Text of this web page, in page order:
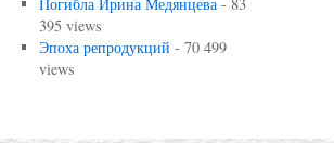
395 views
Эпоха репродукций - 70 499
views